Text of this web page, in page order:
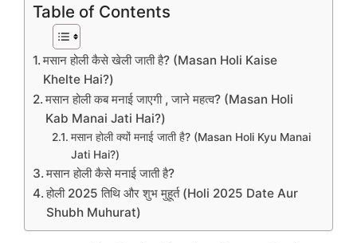
Table of Contents
मसान होली कैसे खेली जाती है? (Masan Holi Kaise
Khelte Hai?)
मसान होली कब मनाई जाएगी , जाने महत्व? (Masan Holi
Kab Manai Jati Hai?)
मसान होली क्यों मनाई जाती है? (Masan Holi Kyu Manai
Jati Hai?)
मसान होली कैसे मनाई जाती है?
होली 2025 तिथि और शुभ मुहूर्त (Holi 2025 Date Aur
Shubh Muhurat)